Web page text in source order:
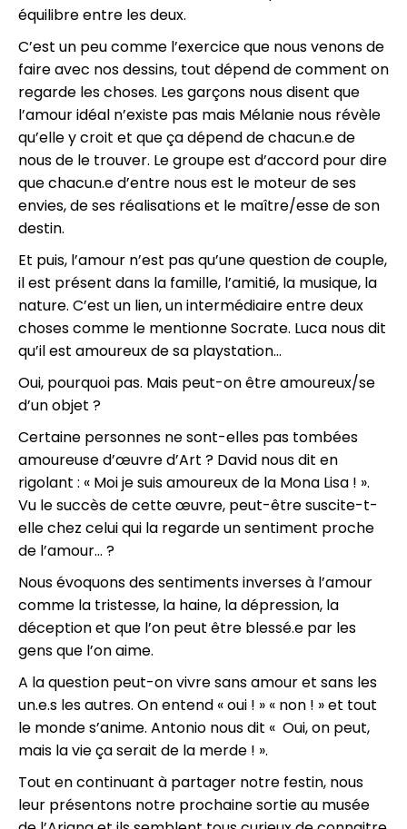
équilibre entre les deux.
C’est un peu comme l’exercice que nous venons de
faire avec nos dessins, tout dépend de comment on
regarde les choses. Les garçons nous disent que
l’amour idéal n’existe pas mais Mélanie nous révèle
qu’elle y croit et que ça dépend de chacun.e de
nous de le trouver. Le groupe est d’accord pour dire
que chacun.e d’entre nous est le moteur de ses
envies, de ses réalisations et le maître/esse de son
destin.
Et puis, l’amour n’est pas qu’une question de couple,
il est présent dans la famille, l’amitié, la musique, la
nature. C’est un lien, un intermédiaire entre deux
choses comme le mentionne Socrate. Luca nous dit
qu’il est amoureux de sa playstation…
Oui, pourquoi pas. Mais peut-on être amoureux/se
d’un objet ?
Certaine personnes ne sont-elles pas tombées
amoureuse d’œuvre d’Art ? David nous dit en
rigolant : « Moi je suis amoureux de la Mona Lisa ! ».
Vu le succès de cette œuvre, peut-être suscite-t-
elle chez celui qui la regarde un sentiment proche
de l’amour… ?
Nous évoquons des sentiments inverses à l’amour
comme la tristesse, la haine, la dépression, la
déception et que l’on peut être blessé.e par les
gens que l’on aime.
A la question peut-on vivre sans amour et sans les
un.e.s les autres. On entend « oui ! » « non ! » et tout
le monde s’anime. Antonio nous dit « Oui, on peut,
mais la vie ça serait de la merde ! ».
Tout en continuant à partager notre festin, nous
leur présentons notre prochaine sortie au musée